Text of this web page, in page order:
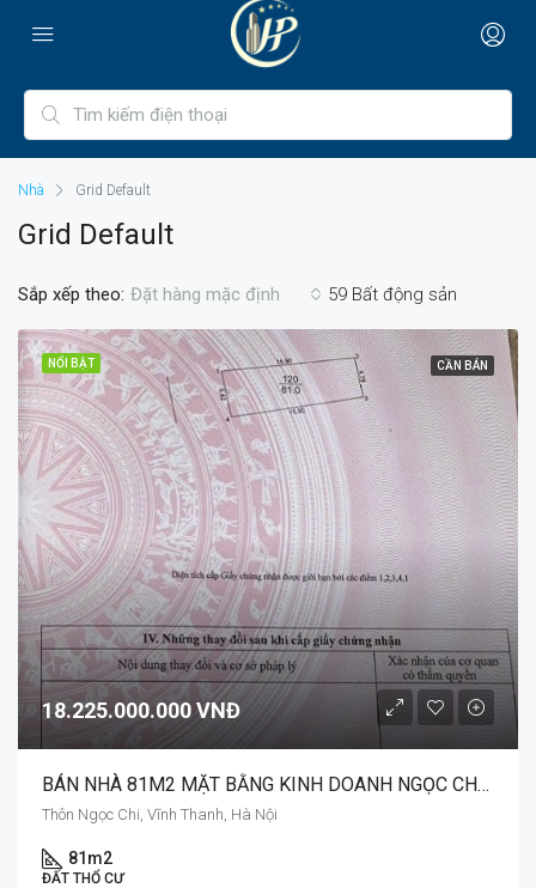
Nhà Grid Default
Grid Default
59 Bất động sản
Sắp xếp theo: Đặt hàng mặc định
NỔI BẬT CẦN BÁN
18.225.000.000 VNĐ
BÁN NHÀ 81M2 MẶT BẰNG KINH DOANH NGỌC CHI- VĨNH THANH- Ô TÔ THÔNG TỨ PHÍA
Thôn Ngọc Chi, Vĩnh Thanh, Hà Nội
81m2
ĐẤT THỔ CƯ